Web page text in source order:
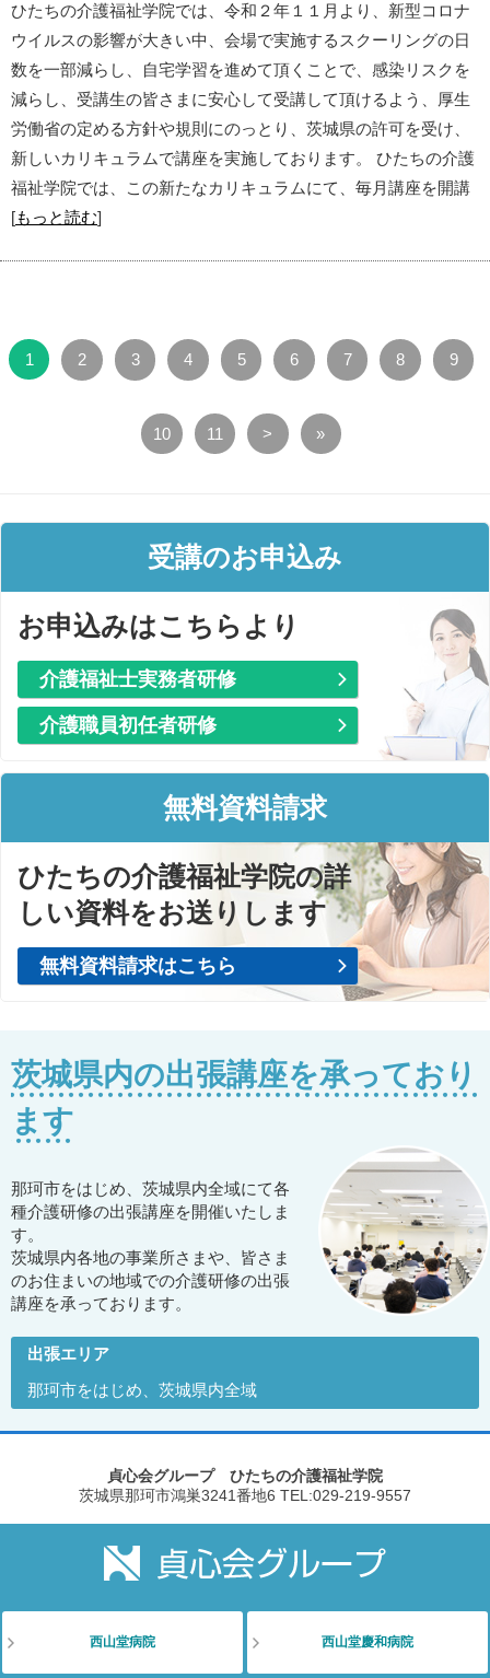
ひたちの介護福祉学院では、令和２年１１月より、新型コロナ
ウイルスの影響が大きい中、会場で実施するスクーリングの日
数を一部減らし、自宅学習を進めて頂くことで、感染リスクを
減らし、受講生の皆さまに安心して受講して頂けるよう、厚生
労働省の定める方針や規則にのっとり、茨城県の許可を受け、
新しいカリキュラムで講座を実施しております。 ひたちの介護
福祉学院では、この新たなカリキュラムにて、毎月講座を開講
[もっと読む]
1 2 3 4 5 6 7 8 9
10 11 > »
受講のお申込み
お申込みはこちらより
介護福祉士実務者研修
介護職員初任者研修
無料資料請求
ひたちの介護福祉学院の詳
しい資料をお送りします
無料資料請求はこちら
茨城県内の出張講座を承っており
ます
那珂市をはじめ、茨城県内全域にて各
種介護研修の出張講座を開催いたしま
す。
茨城県内各地の事業所さまや、皆さま
のお住まいの地域での介護研修の出張
講座を承っております。
出張エリア
那珂市をはじめ、茨城県内全域
貞心会グループ ひたちの介護福祉学院
茨城県那珂市鴻巣3241番地6 TEL:029-219-9557
西山堂病院 西山堂慶和病院